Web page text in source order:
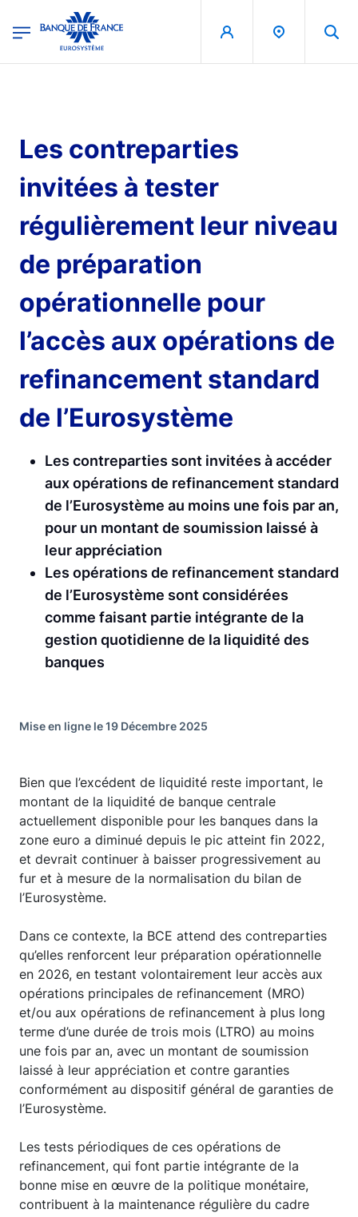
Banque de France - Menu Principal
Les contreparties
invitées à tester
régulièrement leur niveau
de préparation
opérationnelle pour
l’accès aux opérations de
refinancement standard
de l’Eurosystème
Les contreparties sont invitées à accéder
aux opérations de refinancement standard
de l’Eurosystème au moins une fois par an,
pour un montant de soumission laissé à
leur appréciation
Les opérations de refinancement standard
de l’Eurosystème sont considérées
comme faisant partie intégrante de la
gestion quotidienne de la liquidité des
banques
Mise en ligne le 19 Décembre 2025
Bien que l’excédent de liquidité reste important, le
montant de la liquidité de banque centrale
actuellement disponible pour les banques dans la
zone euro a diminué depuis le pic atteint fin 2022,
et devrait continuer à baisser progressivement au
fur et à mesure de la normalisation du bilan de
l’Eurosystème.
Dans ce contexte, la BCE attend des contreparties
qu’elles renforcent leur préparation opérationnelle
en 2026, en testant volontairement leur accès aux
opérations principales de refinancement (MRO)
et/ou aux opérations de refinancement à plus long
terme d’une durée de trois mois (LTRO) au moins
une fois par an, avec un montant de soumission
laissé à leur appréciation et contre garanties
conformément au dispositif général de garanties de
l’Eurosystème.
Les tests périodiques de ces opérations de
refinancement, qui font partie intégrante de la
bonne mise en œuvre de la politique monétaire,
contribuent à la maintenance régulière du cadre